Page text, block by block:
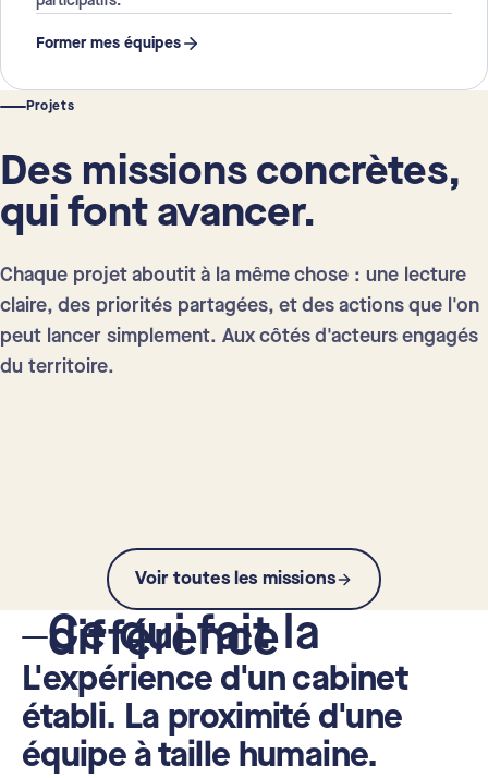
Former mes équipes
Projets
Des missions concrètes,
qui font avancer.
Chaque projet aboutit à la même chose : une lecture
claire, des priorités partagées, et des actions que l'on
peut lancer simplement. Aux côtés d'acteurs engagés
du territoire.
Voir toutes les missions
Ce qui fait la
différence
L'expérience d'un cabinet
établi. La proximité d'une
équipe à taille humaine.